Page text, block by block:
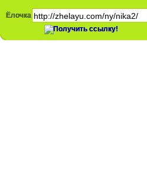
Ёлочка